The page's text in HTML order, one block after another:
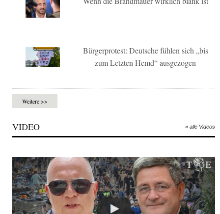
Bürgerprotest: Deutsche fühlen sich „bis
zum Letzten Hemd“ ausgezogen
Weitere >>
VIDEO » alle Videos